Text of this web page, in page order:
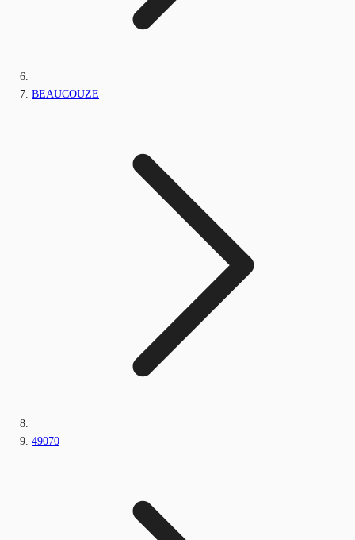
BEAUCOUZE
49070